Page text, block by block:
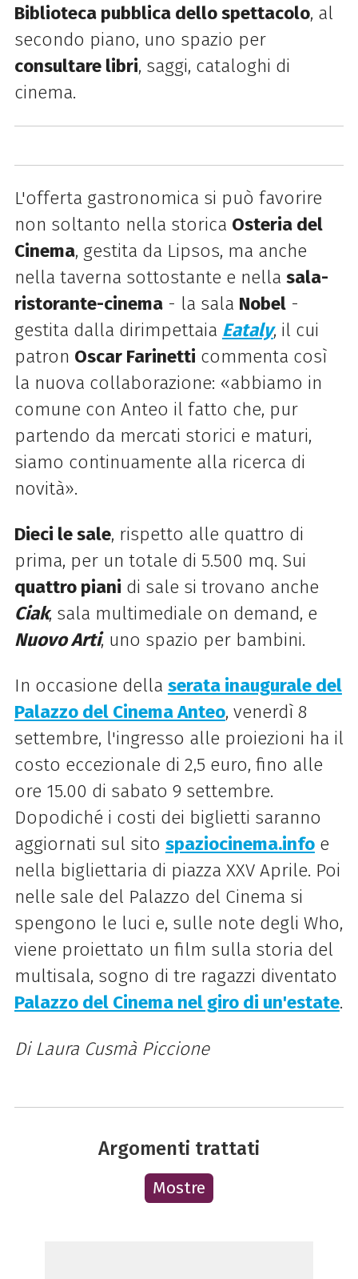
Biblioteca pubblica dello spettacolo, al
secondo piano, uno spazio per
consultare libri, saggi, cataloghi di
cinema.
L'offerta gastronomica si può favorire
non soltanto nella storica Osteria del
Cinema, gestita da Lipsos, ma anche
nella taverna sottostante e nella sala-
ristorante-cinema- la sala Nobel-
gestita dalla dirimpettaia Eataly, il cui
patron Oscar Farinetti commenta così
la nuova collaborazione: «abbiamo in
comune con Anteo il fatto che, pur
partendo da mercati storici e maturi,
siamo continuamente alla ricerca di
novità».
Dieci le sale, rispetto alle quattro di
prima, per un totale di 5.500 mq. Sui
quattro piani di sale si trovano anche
Ciak, sala multimediale on demand, e
Nuovo Arti, uno spazio per bambini.
In occasione della serata inaugurale del
Palazzo del Cinema Anteo, venerdì 8
settembre, l'ingresso alle proiezioni ha il
costo eccezionale di 2,5 euro, fino alle
ore 15.00 di sabato 9 settembre.
Dopodiché i costi dei biglietti saranno
aggiornati sul sito spaziocinema.infoe
nella bigliettaria di piazza XXV Aprile. Poi
nelle sale del Palazzo del Cinema si
spengono le luci e, sulle note degli Who,
viene proiettato un film sulla storia del
multisala, sogno di tre ragazzi diventato
Palazzo del Cinema nel giro di un'estate.
Di Laura Cusmà Piccione
Argomenti trattati
Mostre